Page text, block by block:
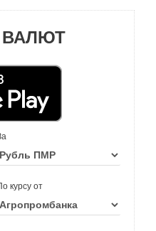
ВАЛЮТ
курсу от